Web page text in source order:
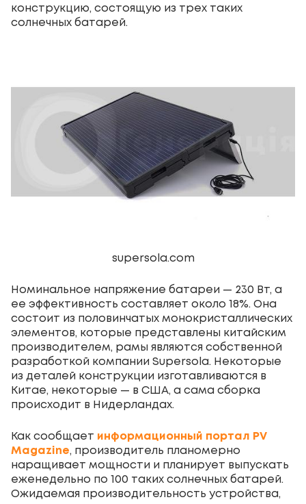
конструкцию, состоящую из трех таких
солнечных батарей.
supersola.com
Номинальное напряжение батареи — 230 Вт, а
ее эффективность составляет около 18%. Она
состоит из половинчатых монокристаллических
элементов, которые представлены китайским
производителем, рамы являются собственной
разработкой компании Supersola. Некоторые
из деталей конструкции изготавливаются в
Китае, некоторые — в США, а сама сборка
происходит в Нидерландах.
Как сообщает информационный портал PV
Magazine, производитель планомерно
наращивает мощности и планирует выпускать
еженедельно по 100 таких солнечных батарей.
Ожидаемая производительность устройства,